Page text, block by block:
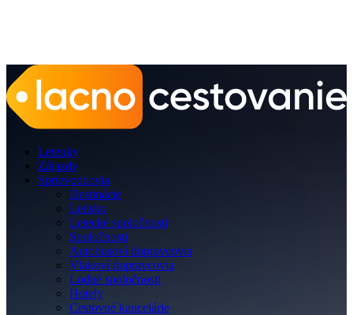
Letenky
Zájazdy
Sprievodcovia
Destinácie
Letisko
Letecké spoločnosti
Spoločnosti
Autobusoví dopravcovia
Vlakoví dopravcovia
Lodné spoločnosti
Hotely
Cestovné kancelárie